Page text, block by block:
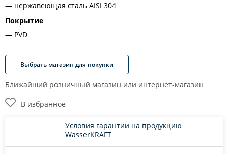
нержавеющая сталь AISI 304
Покрытие
PVD
Выбрать магазин для покупки
Ближайший розничный магазин или интернет-магазин
В избранное
Условия гарантии на продукцию
WasserKRAFT